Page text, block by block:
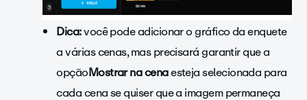
Dica:você pode adicionar o gráfico da enquete
a várias cenas, mas precisará garantir que a
opçãoMostrar na cenaesteja selecionada para
cada cena se quiser que a imagem permaneça